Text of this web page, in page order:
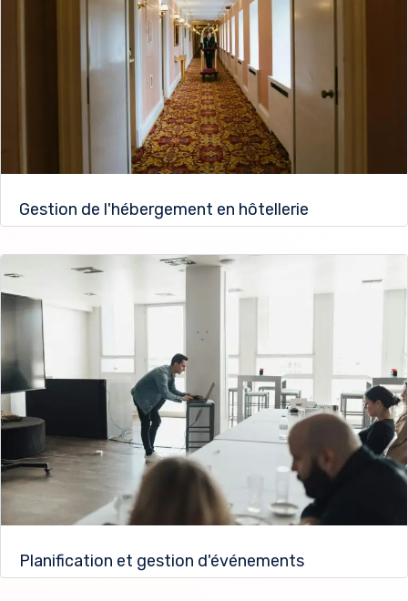
Gestion de l'hébergement en hôtellerie
Planification et gestion d'événements